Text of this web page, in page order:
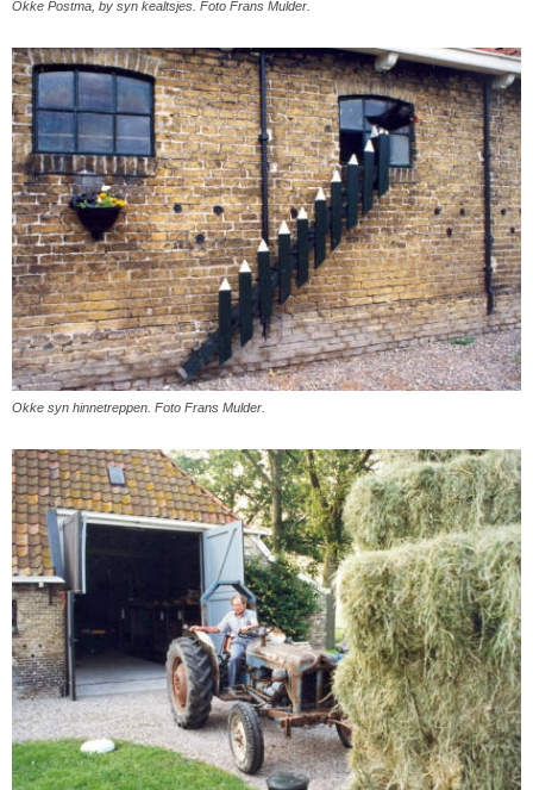
Okke Postma, by syn kealtsjes. Foto Frans Mulder.
Okke syn hinnetreppen. Foto Frans Mulder.